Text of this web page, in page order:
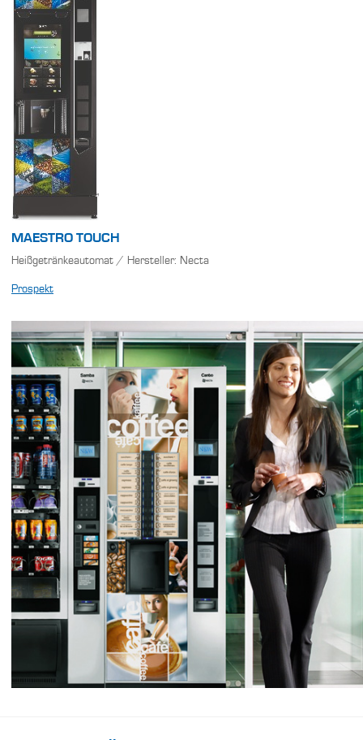
MAESTRO TOUCH
Heißgetränkeautomat / Hersteller: Necta
Prospekt